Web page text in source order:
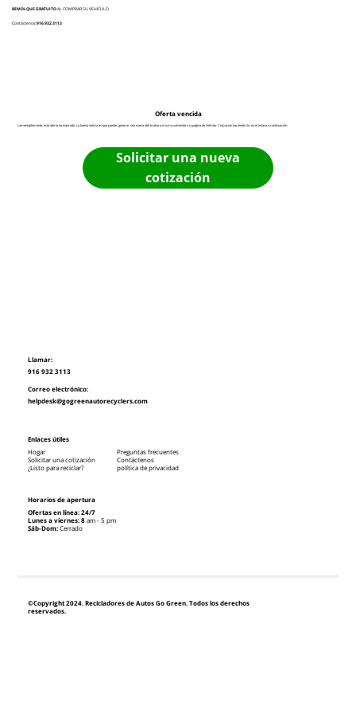
REMOLQUE GRATUITOAL COMPRAR SU VEHÍCULO
Contáctenos:916 932 3113
Oferta vencida
Lamentablemente, esta oferta ha expirado. La buena noticia es que puedes generar una nueva oferta ahora mismo volviendo a la página de Solicitar Cotización haciendo clic en el enlace a continuación:
Solicitar una nueva
cotización
©Copyright 2024. Recicladores de Autos Go Green. Todos los derechos
reservados.
Llamar:
916 932 3113
Correo electrónico:
helpdesk@gogreenautorecyclers.com
Horarios de apertura
Ofertas en línea: 24/7
Lunes a viernes: 8am - 5 pm
Sáb-Dom:Cerrado
Enlaces útiles
Hogar
Solicitar una cotización
¿Listo para reciclar?
Preguntas frecuentes
Contáctenos
política de privacidad